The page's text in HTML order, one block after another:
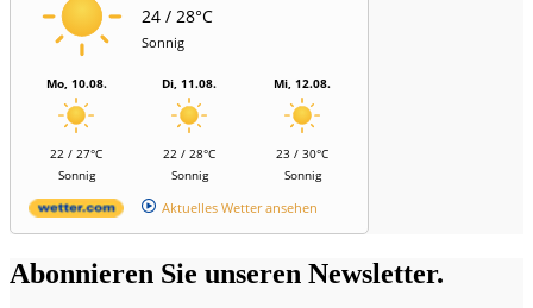
24 / 28°C
Sonnig
Mo, 10.08.
22 / 27°C
Sonnig
Di, 11.08.
22 / 28°C
Sonnig
Mi, 12.08.
23 / 30°C
Sonnig
Aktuelles Wetter ansehen
Abonnieren Sie unseren Newsletter.